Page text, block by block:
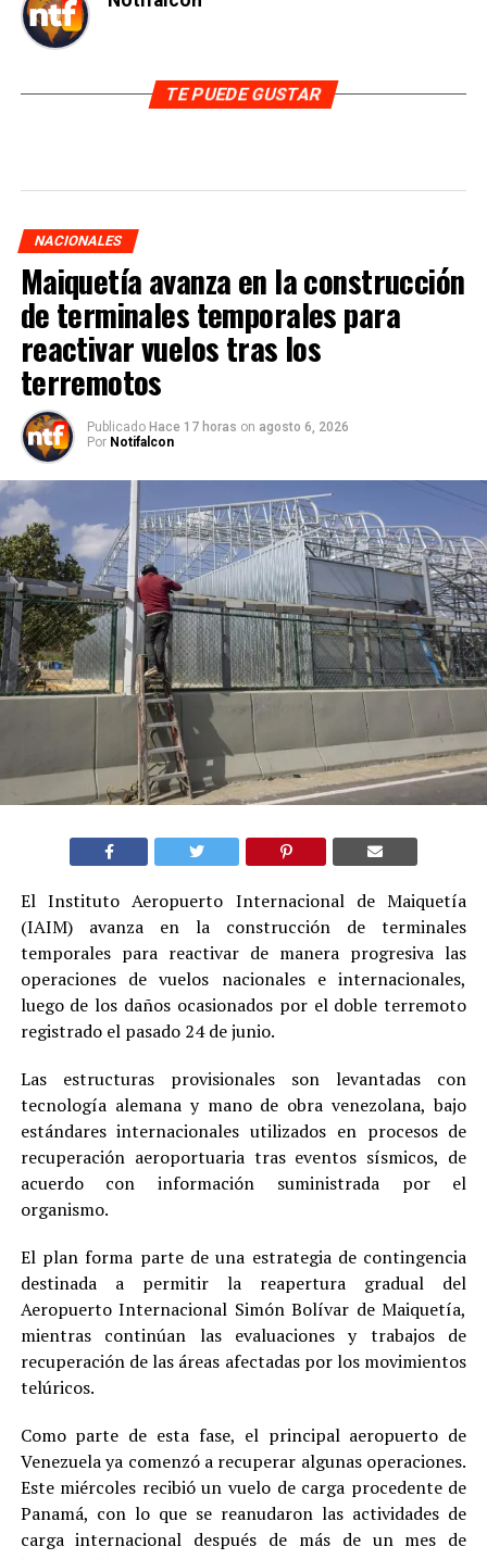
TE PUEDE GUSTAR
NACIONALES
Maiquetía avanza en la construcción
de terminales temporales para
reactivar vuelos tras los
terremotos
Publicado Hace 17 horas on agosto 6, 2026
Por Notifalcon
El Instituto Aeropuerto Internacional de Maiquetía
(IAIM) avanza en la construcción de terminales
temporales para reactivar de manera progresiva las
operaciones de vuelos nacionales e internacionales,
luego de los daños ocasionados por el doble terremoto
registrado el pasado 24 de junio.
Las estructuras provisionales son levantadas con
tecnología alemana y mano de obra venezolana, bajo
estándares internacionales utilizados en procesos de
recuperación aeroportuaria tras eventos sísmicos, de
acuerdo con información suministrada por el
organismo.
El plan forma parte de una estrategia de contingencia
destinada a permitir la reapertura gradual del
Aeropuerto Internacional Simón Bolívar de Maiquetía,
mientras continúan las evaluaciones y trabajos de
recuperación de las áreas afectadas por los movimientos
telúricos.
Como parte de esta fase, el principal aeropuerto de
Venezuela ya comenzó a recuperar algunas operaciones.
Este miércoles recibió un vuelo de carga procedente de
Panamá, con lo que se reanudaron las actividades de
carga internacional después de más de un mes de